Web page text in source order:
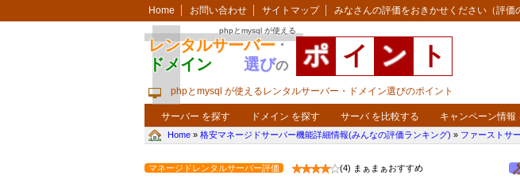
Home お問い合わせ サイトマップ みなさんの評価をおきかせください（評価
phpとmysql が使える
レンタルサーバー・ ポ イ ン ト
ドメイン 選びの
phpとmysql が使えるレンタルサーバー・ドメイン選びのポイント
サーバー を探す ドメイン を探す サーバ を比較する キャンペーン情報
Home » 格安マネージドサーバー機能詳細情報(みんなの評価ランキング) » ファーストサ
マネージドレンタルサーバー評価 (4) まぁまぁおすすめ